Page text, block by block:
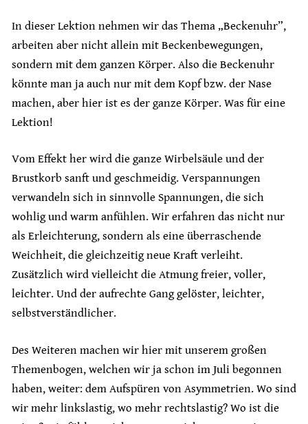
In dieser Lektion nehmen wir das Thema „Beckenuhr”,
arbeiten aber nicht allein mit Beckenbewegungen,
sondern mit dem ganzen Körper. Also die Beckenuhr
könnte man ja auch nur mit dem Kopf bzw. der Nase
machen, aber hier ist es der ganze Körper. Was für eine
Lektion!
Vom Effekt her wird die ganze Wirbelsäule und der
Brustkorb sanft und geschmeidig. Verspannungen
verwandeln sich in sinnvolle Spannungen, die sich
wohlig und warm anfühlen. Wir erfahren das nicht nur
als Erleichterung, sondern als eine überraschende
Weichheit, die gleichzeitig neue Kraft verleiht.
Zusätzlich wird vielleicht die Atmung freier, voller,
leichter. Und der aufrechte Gang gelöster, leichter,
selbstverständlicher.
Des Weiteren machen wir hier mit unserem großen
Themenbogen, welchen wir ja schon im Juli begonnen
haben, weiter: dem Aufspüren von Asymmetrien. Wo sind
wir mehr linkslastig, wo mehr rechtslastig? Wo ist die